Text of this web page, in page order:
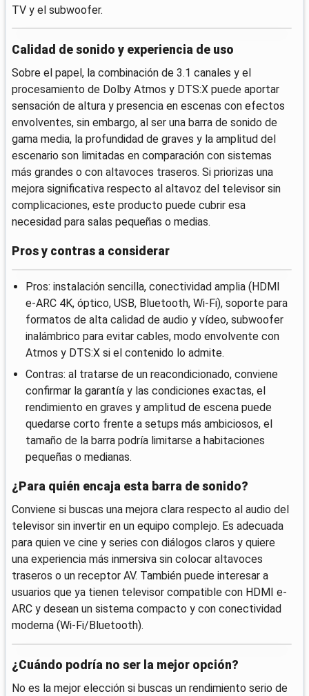
TV y el subwoofer.
Calidad de sonido y experiencia de uso
Sobre el papel, la combinación de 3.1 canales y el
procesamiento de Dolby Atmos y DTS:X puede aportar
sensación de altura y presencia en escenas con efectos
envolventes, sin embargo, al ser una barra de sonido de
gama media, la profundidad de graves y la amplitud del
escenario son limitadas en comparación con sistemas
más grandes o con altavoces traseros. Si priorizas una
mejora significativa respecto al altavoz del televisor sin
complicaciones, este producto puede cubrir esa
necesidad para salas pequeñas o medias.
Pros y contras a considerar
Pros: instalación sencilla, conectividad amplia (HDMI
e-ARC 4K, óptico, USB, Bluetooth, Wi‑Fi), soporte para
formatos de alta calidad de audio y vídeo, subwoofer
inalámbrico para evitar cables, modo envolvente con
Atmos y DTS:X si el contenido lo admite.
Contras: al tratarse de un reacondicionado, conviene
confirmar la garantía y las condiciones exactas, el
rendimiento en graves y amplitud de escena puede
quedarse corto frente a setups más ambiciosos, el
tamaño de la barra podría limitarse a habitaciones
pequeñas o medianas.
¿Para quién encaja esta barra de sonido?
Conviene si buscas una mejora clara respecto al audio del
televisor sin invertir en un equipo complejo. Es adecuada
para quien ve cine y series con diálogos claros y quiere
una experiencia más inmersiva sin colocar altavoces
traseros o un receptor AV. También puede interesar a
usuarios que ya tienen televisor compatible con HDMI e-
ARC y desean un sistema compacto y con conectividad
moderna (Wi‑Fi/Bluetooth).
¿Cuándo podría no ser la mejor opción?
No es la mejor elección si buscas un rendimiento serio de